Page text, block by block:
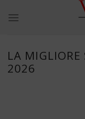
LA MIGLIORE
2026